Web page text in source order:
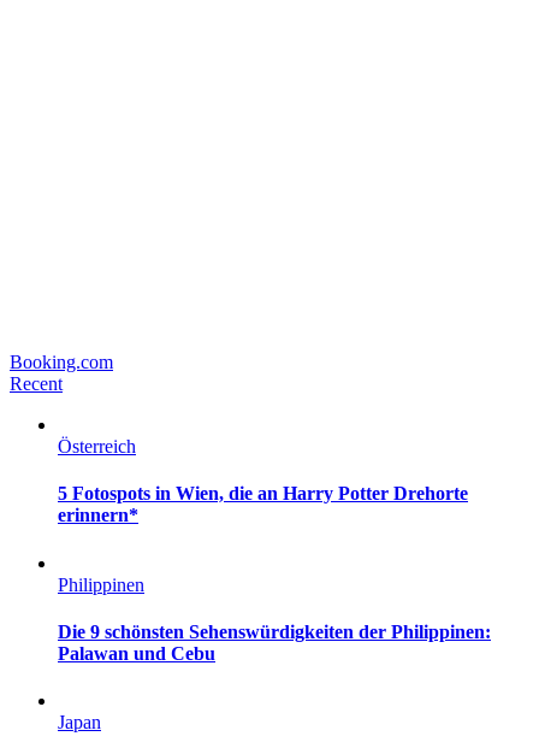
Booking.com
Recent
Österreich
5 Fotospots in Wien, die an Harry Potter Drehorte
erinnern*
Philippinen
Die 9 schönsten Sehenswürdigkeiten der Philippinen:
Palawan und Cebu
Japan